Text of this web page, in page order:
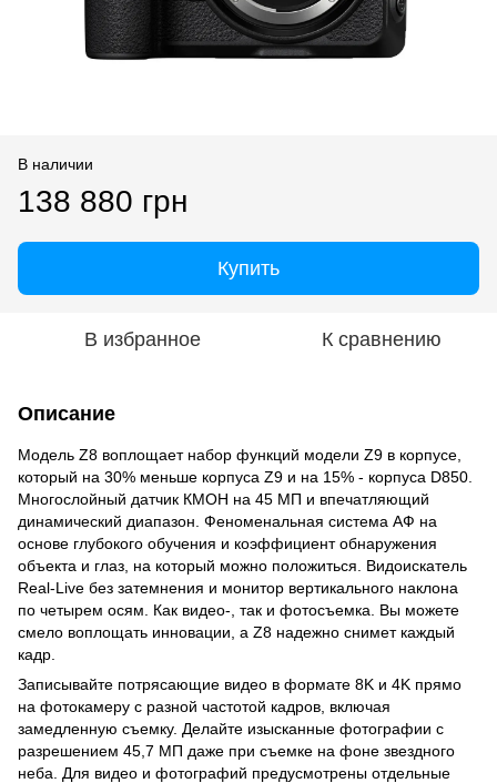
В наличии
138 880 грн
Купить
В избранное К сравнению
Описание
Модель Z8 воплощает набор функций модели Z9 в корпусе,
который на 30% меньше корпуса Z9 и на 15% - корпуса D850.
Многослойный датчик КМОН на 45 МП и впечатляющий
динамический диапазон. Феноменальная система АФ на
основе глубокого обучения и коэффициент обнаружения
объекта и глаз, на который можно положиться. Видоискатель
Real-Live без затемнения и монитор вертикального наклона
по четырем осям. Как видео-, так и фотосъемка. Вы можете
смело воплощать инновации, а Z8 надежно снимет каждый
кадр.
Записывайте потрясающие видео в формате 8K и 4K прямо
на фотокамеру с разной частотой кадров, включая
замедленную съемку. Делайте изысканные фотографии с
разрешением 45,7 МП даже при съемке на фоне звездного
неба. Для видео и фотографий предусмотрены отдельные